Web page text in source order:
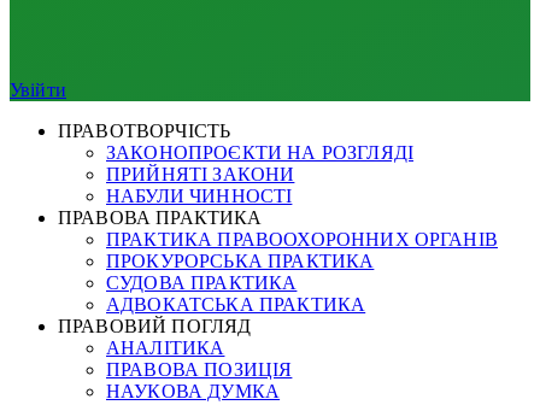
Увійти
ПРАВОТВОРЧІСТЬ
ЗАКОНОПРОЄКТИ НА РОЗГЛЯДІ
ПРИЙНЯТІ ЗАКОНИ
НАБУЛИ ЧИННОСТІ
ПРАВОВА ПРАКТИКА
ПРАКТИКА ПРАВООХОРОННИХ ОРГАНІВ
ПРОКУРОРСЬКА ПРАКТИКА
СУДОВА ПРАКТИКА
АДВОКАТСЬКА ПРАКТИКА
ПРАВОВИЙ ПОГЛЯД
АНАЛІТИКА
ПРАВОВА ПОЗИЦІЯ
НАУКОВА ДУМКА